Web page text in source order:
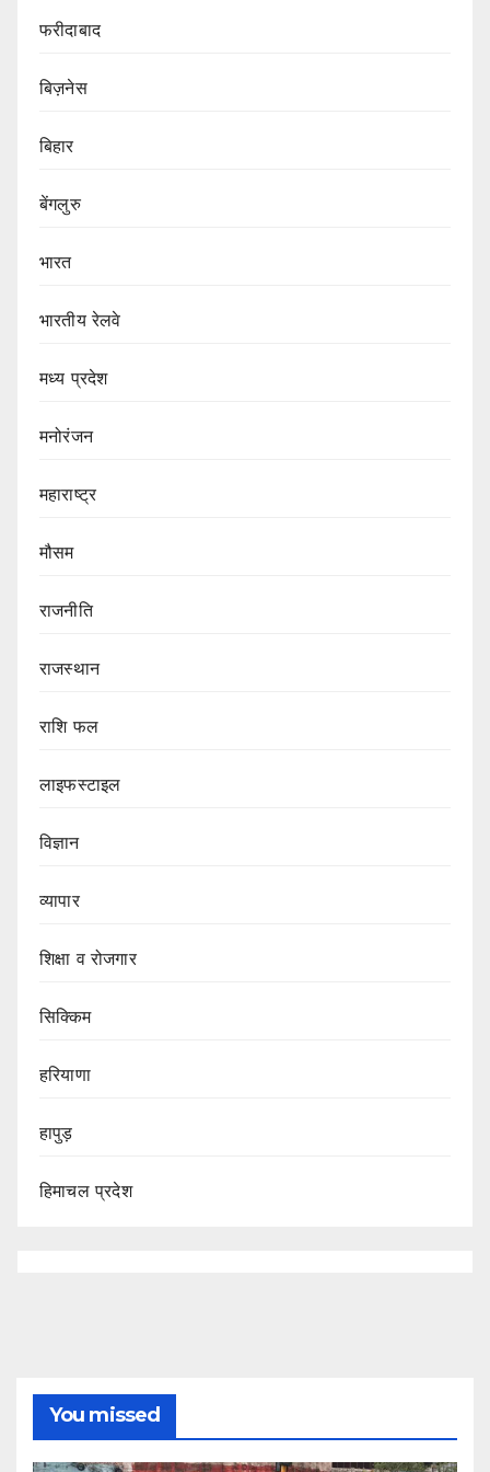
फरीदाबाद
बिज़नेस
बिहार
बेंगलुरु
भारत
भारतीय रेलवे
मध्य प्रदेश
मनोरंजन
महाराष्ट्र
मौसम
राजनीति
राजस्थान
राशि फल
लाइफस्टाइल
विज्ञान
व्यापार
शिक्षा व रोजगार
सिक्किम
हरियाणा
हापुड़
हिमाचल प्रदेश
You missed